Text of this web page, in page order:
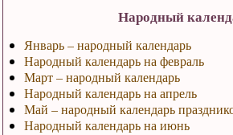
Народный
Январь – народный календарь
Народный календарь на февраль
Март – народный календарь
Народный календарь на апрель
Май – народный календарь
Народный календарь на июнь